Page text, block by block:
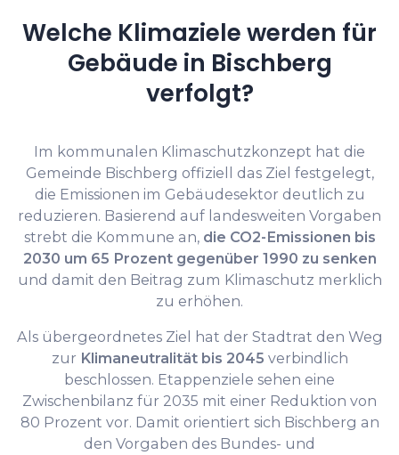
Welche Klimaziele werden für
Gebäude in Bischberg
verfolgt?
Im kommunalen Klimaschutzkonzept hat die
Gemeinde Bischberg offiziell das Ziel festgelegt,
die Emissionen im Gebäudesektor deutlich zu
reduzieren. Basierend auf landesweiten Vorgaben
strebt die Kommune an, die CO2-Emissionen bis
2030 um 65 Prozent gegenüber 1990 zu senken
und damit den Beitrag zum Klimaschutz merklich
zu erhöhen.
Als übergeordnetes Ziel hat der Stadtrat den Weg
zur Klimaneutralität bis 2045 verbindlich
beschlossen. Etappenziele sehen eine
Zwischenbilanz für 2035 mit einer Reduktion von
80 Prozent vor. Damit orientiert sich Bischberg an
den Vorgaben des Bundes- und